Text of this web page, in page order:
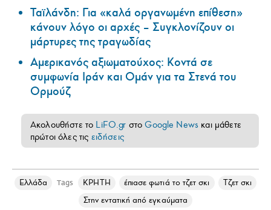
Ταϊλάνδη: Για «καλά οργανωμένη επίθεση»
κάνουν λόγο οι αρχές – Συγκλονίζουν οι
μάρτυρες της τραγωδίας
Αμερικανός αξιωματούχος: Κοντά σε
συμφωνία Ιράν και Ομάν για τα Στενά του
Ορμούζ
Ακολουθήστε το LiFO.gr στοGoogle News και μάθετε
πρώτοι όλες τις ειδήσεις
Ελλάδα Tags ΚΡΗΤΗ έπιασε φωτιά το τζετ σκι
Τζετ σκι
Στην εντατική από εγκαύματα